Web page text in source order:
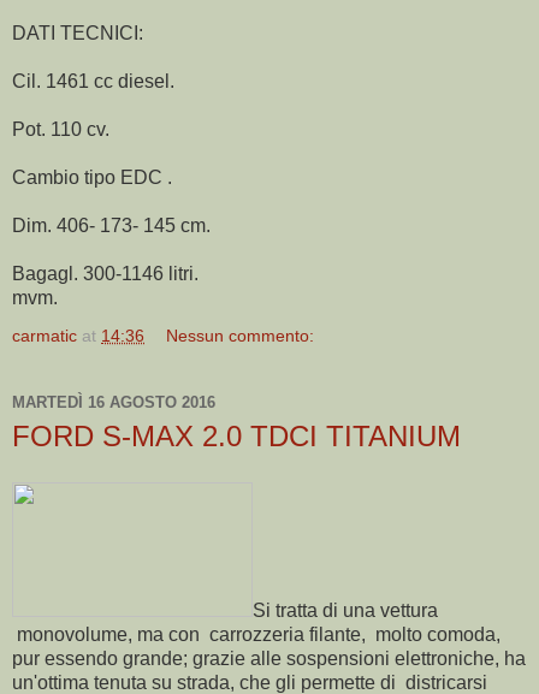
DATI TECNICI:
Cil. 1461 cc diesel.
Pot. 110 cv.
Cambio tipo EDC .
Dim. 406- 173- 145 cm.
Bagagl. 300-1146 litri.
mvm.
carmatic at 14:36 Nessun commento:
MARTEDÌ 16 AGOSTO 2016
FORD S-MAX 2.0 TDCI TITANIUM
Si tratta di una vettura
monovolume, ma con carrozzeria filante, molto comoda,
pur essendo grande; grazie alle sospensioni elettroniche, ha
un'ottima tenuta su strada, che gli permette di districarsi